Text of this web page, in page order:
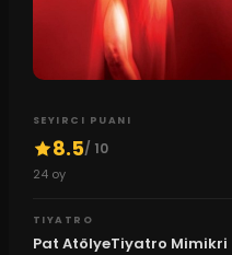
SEYIRCI PUANI
8.5/ 10
24oy
TIYATRO
Pat AtölyeTiyatro Mimikri